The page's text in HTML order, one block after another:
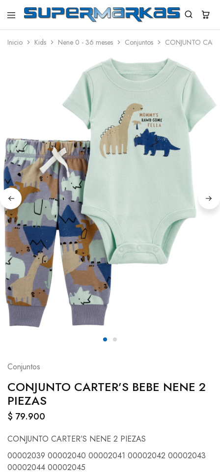
SuperMarkas
Ropa
con
Inicio Kids Nene 0 - 36 meses Conjuntos CONJUNTO
Conjuntos
CONJUNTO CARTER’S BEBE NENE 2
PIEZAS
$ 79.900
CONJUNTO CARTER’S NENE 2 PIEZAS
00002039 00002040 00002041 00002042 00002043
00002044 00002045